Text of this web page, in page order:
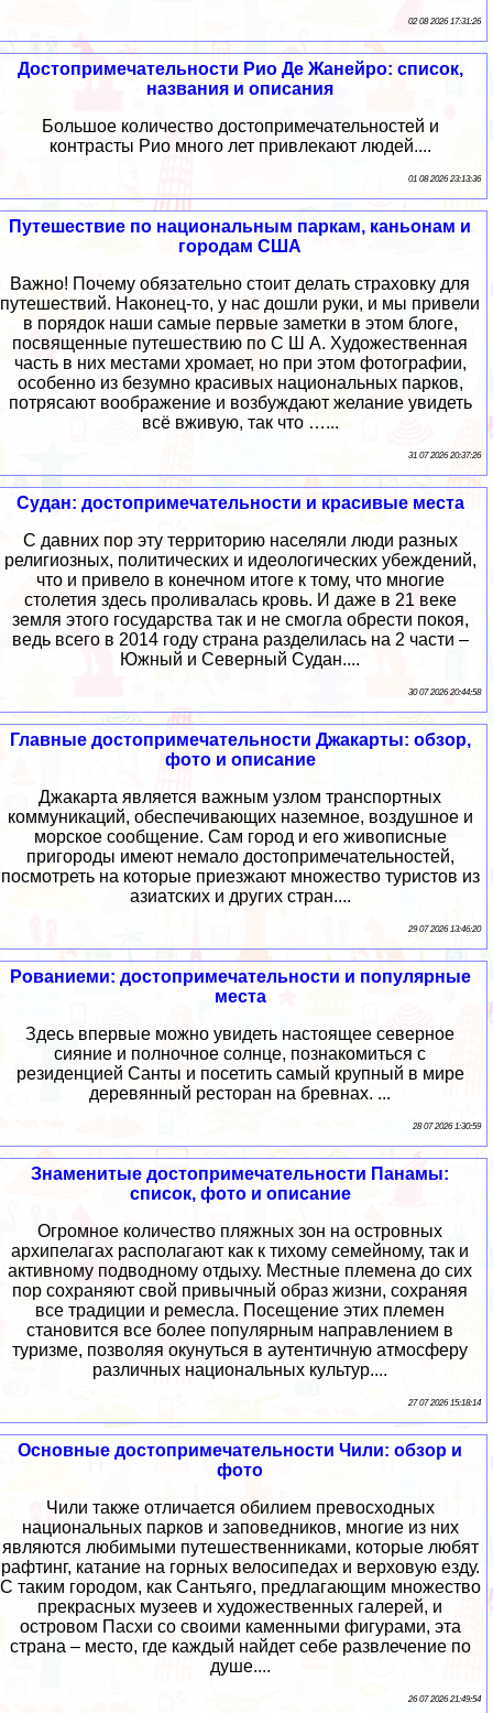
02 08 2026 17:31:26
Достопримечательности Рио Де Жанейро: список,
названия и описания
Большое количество достопримечательностей и
контрасты Рио много лет привлекают людей....
01 08 2026 23:13:36
Путешествие по национальным паркам, каньонам и
городам США
Важно! Почему обязательно стоит делать страховку для
путешествий. Наконец-то, у нас дошли руки, и мы привели
в порядок наши самые первые заметки в этом блоге,
посвященные путешествию по С Ш А. Художественная
часть в них местами хромает, но при этом фотографии,
особенно из безумно красивых национальных парков,
потрясают воображение и возбуждают желание увидеть
всё вживую, так что …...
31 07 2026 20:37:26
Судан: достопримечательности и красивые места
С давних пор эту территорию населяли люди разных
религиозных, политических и идеологических убеждений,
что и привело в конечном итоге к тому, что многие
столетия здесь проливалась кровь. И даже в 21 веке
земля этого государства так и не смогла обрести покоя,
ведь всего в 2014 году страна разделилась на 2 части –
Южный и Северный Судан....
30 07 2026 20:44:58
Главные достопримечательности Джакарты: обзор,
фото и описание
Джакарта является важным узлом транспортных
коммуникаций, обеспечивающих наземное, воздушное и
морское сообщение. Сам город и его живописные
пригороды имеют немало достопримечательностей,
посмотреть на которые приезжают множество туристов из
азиатских и других стран....
29 07 2026 13:46:20
Рованиеми: достопримечательности и популярные
места
Здесь впервые можно увидеть настоящее северное
сияние и полночное солнце, познакомиться с
резиденцией Санты и посетить самый крупный в мире
деревянный ресторан на бревнах. ...
28 07 2026 1:30:59
Знаменитые достопримечательности Панамы:
список, фото и описание
Огромное количество пляжных зон на островных
архипелагах располагают как к тихому семейному, так и
активному подводному отдыху. Местные племена до сих
пор сохраняют свой привычный образ жизни, сохраняя
все традиции и ремесла. Посещение этих племен
становится все более популярным направлением в
туризме, позволяя окунуться в аутентичную атмосферу
различных национальных культур....
27 07 2026 15:18:14
Основные достопримечательности Чили: обзор и
фото
Чили также отличается обилием превосходных
национальных парков и заповедников, многие из них
являются любимыми путешественниками, которые любят
рафтинг, катание на горных велосипедах и верховую езду.
С таким городом, как Сантьяго, предлагающим множество
прекрасных музеев и художественных галерей, и
островом Пасхи со своими каменными фигурами, эта
страна – место, где каждый найдет себе развлечение по
душе....
26 07 2026 21:49:54